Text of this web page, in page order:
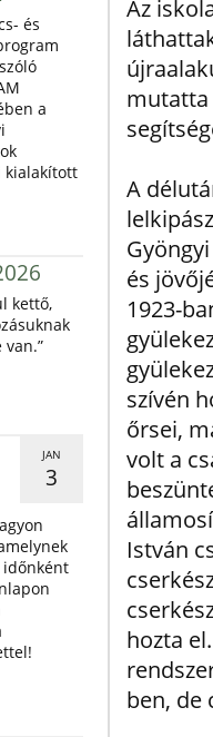
és
a
kialakított
kettő,
JAN
3
időnként
Az
A
és
1923-
szívén
őrsei,
volt a
István
hozta
ben, de